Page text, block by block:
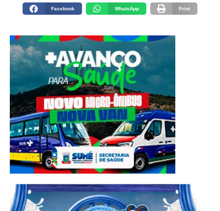
Facebook WhatsApp Print